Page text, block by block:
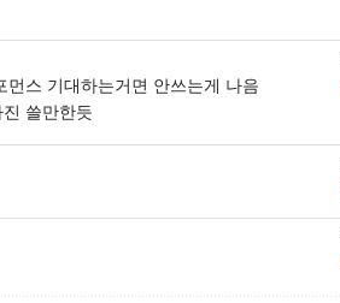
스 기대하는거면 안쓰는게 나음
쓸만한듯